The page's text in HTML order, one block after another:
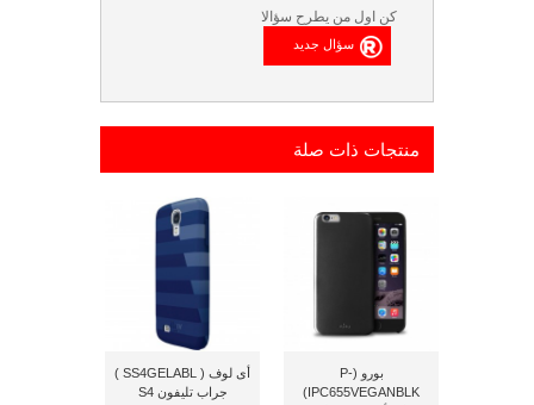
كن اول من يطرح سؤالا
منتجات ذات صلة
بورو (P-
IPC655VEGANBLK)
أى لوف ( SS4GELABL )
جراب تليفون S4